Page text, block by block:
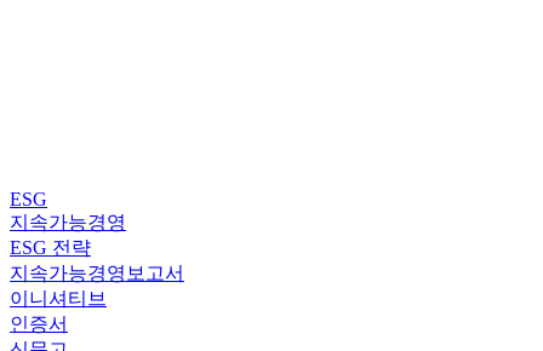
ESG
지속가능경영
ESG 전략
지속가능경영보고서
이니셔티브
인증서